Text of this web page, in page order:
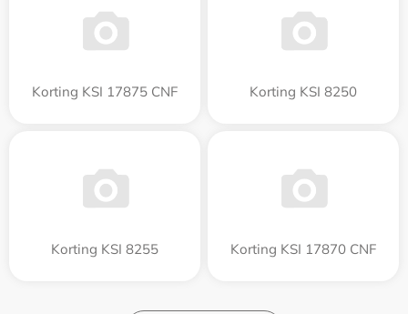
Korting KSI 17875 CNF Korting KSI 8250
Korting KSI 8255 Korting KSI 17870 CNF